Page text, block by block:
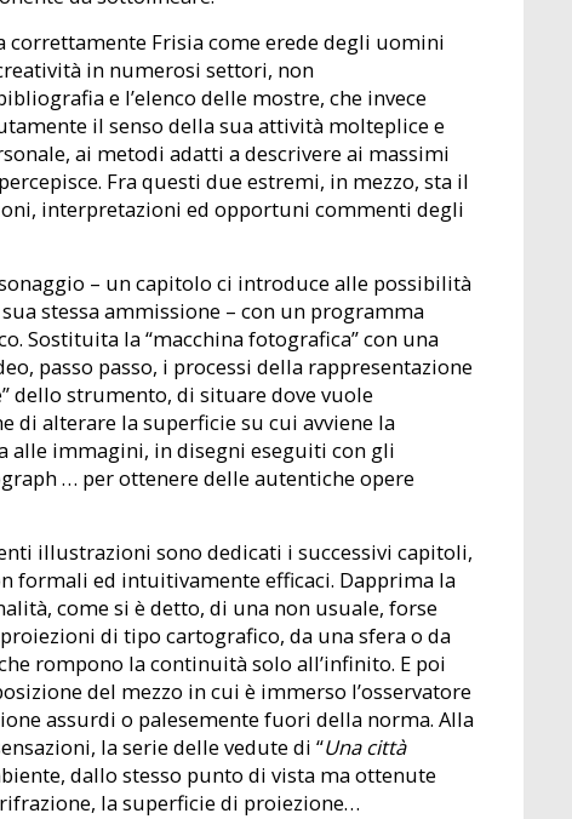
correttamente Frisia come erede degli uomini
in numerosi settori, non
e l’elenco delle mostre, che invece
il senso della sua attività molteplice e
ai metodi adatti a descrivere ai massimi
Fra questi due estremi, in mezzo, sta il
interpretazioni ed opportuni commenti degli
– un capitolo ci introduce alle possibilità
stessa ammissione – con un programma
Sostituita la “macchina fotografica” con una
passo passo, i processi della rappresentazione
dello strumento, di situare dove vuole
di alterare la superficie su cui avviene la
alle immagini, in disegni eseguiti con gli
… per ottenere delle autentiche opere
illustrazioni sono dedicati i successivi capitoli,
ed intuitivamente efficaci. Dapprima la
come si è detto, di una non usuale, forse
di tipo cartografico, da una sfera o da
rompono la continuità solo all’infinito. E poi
del mezzo in cui è immerso l’osservatore
assurdi o palesemente fuori della norma. Alla
la serie delle vedute di “Una città
dallo stesso punto di vista ma ottenute
la superficie di proiezione…